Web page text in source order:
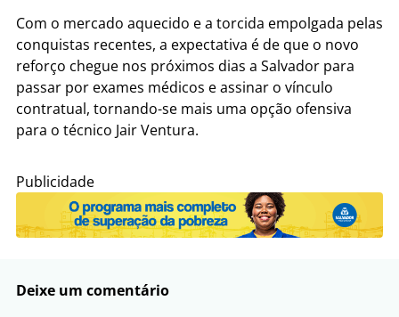
Com o mercado aquecido e a torcida empolgada pelas
conquistas recentes, a expectativa é de que o novo
reforço chegue nos próximos dias a Salvador para
passar por exames médicos e assinar o vínculo
contratual, tornando-se mais uma opção ofensiva
para o técnico Jair Ventura.
Publicidade
Deixe um comentário